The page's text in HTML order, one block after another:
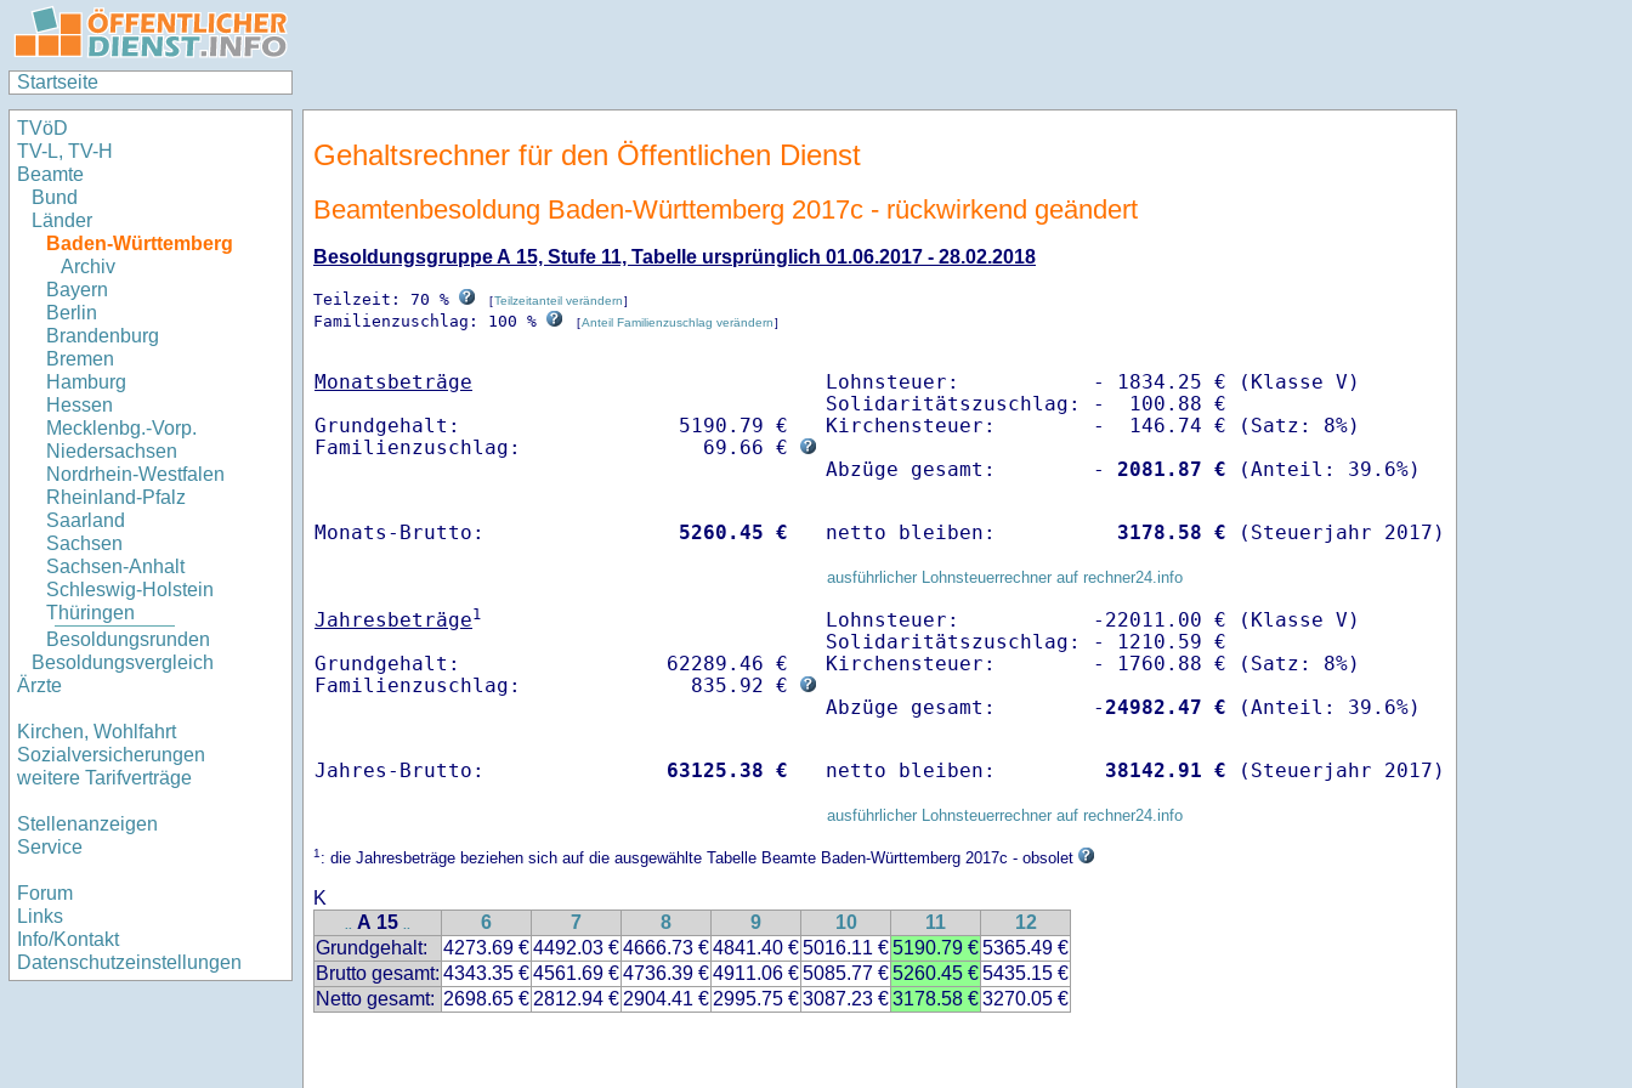
Startseite
TVöD
TV-L, TV-H
Beamte
Bund
Länder
Baden-Württemberg
Archiv
Bayern
Berlin
Brandenburg
Bremen
Hamburg
Hessen
Mecklenbg.-Vorp.
Niedersachsen
Nordrhein-Westfalen
Rheinland-Pfalz
Saarland
Sachsen
Sachsen-Anhalt
Schleswig-Holstein
Thüringen
Besoldungsrunden
Besoldungsvergleich
Ärzte
Kirchen, Wohlfahrt
Sozialversicherungen
weitere Tarifverträge
Stellenanzeigen
Service
Forum
Links
Info/Kontakt
Datenschutzeinstellungen
Gehaltsrechner für den Öffentlichen Dienst
Beamtenbesoldung Baden-Württemberg 2017c - rückwirkend geändert
Besoldungsgruppe A 15, Stufe 11, Tabelle ursprünglich 01.06.2017 - 28.02.2018
Teilzeit: 70 % [Teilzeitanteil verändern]
Familienzuschlag: 100 % [Anteil Familienzuschlag verändern]
Monatsbeträge
Grundgehalt:                  5190.79 €
Familienzuschlag:               69.66 €
Lohnsteuer:           - 1834.25 € (Klasse V)
Solidaritätszuschlag: -  100.88 €
Kirchensteuer:        -  146.74 € (Satz: 8%)
Abzüge gesamt:        -
2081.87 €
Monats-Brutto: 5260.45 € netto bleiben: 3178.58 € (Steuerjahr 2017)
ausführlicher Lohnsteuerrechner auf rechner24.info
Jahresbeträge1
Grundgehalt:                 62289.46 €
Familienzuschlag:              835.92 €
Lohnsteuer:           -22011.00 € (Klasse V)
Solidaritätszuschlag: - 1210.59 €
Kirchensteuer:        - 1760.88 € (Satz: 8%)
Abzüge gesamt:        -24982.47 €
Jahres-Brutto: 63125.38 € netto bleiben: 38142.91 € (Steuerjahr 2017)
ausführlicher Lohnsteuerrechner auf rechner24.info
1: die Jahresbeträge beziehen sich auf die ausgewählte Tabelle Beamte Baden-Württemberg 2017c - obsolet
K
.. A 15 .. 6 7 8 9 10 11
12
Grundgehalt:
4273.69 €4492.03 €4666.73 €4841.40 €5016.11 €5190.79 €5365.49 €
Brutto gesamt: 4343.35 €4561.69 €4736.39 €4911.06 €5085.77 €5260.45 €5435.15 €
Netto gesamt: 2698.65 € 2812.94 € 2904.41 € 2995.75 €3087.23 €3178.58 €3270.05 €